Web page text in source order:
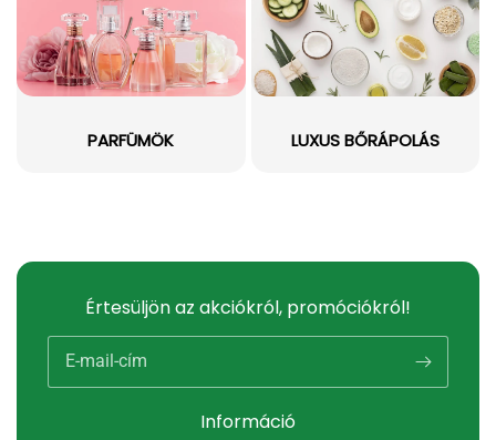
PARFÜMÖK LUXUS BŐRÁPOLÁS
Információ
Értesüljön az akciókról, promóciókról!
E-mail-cím